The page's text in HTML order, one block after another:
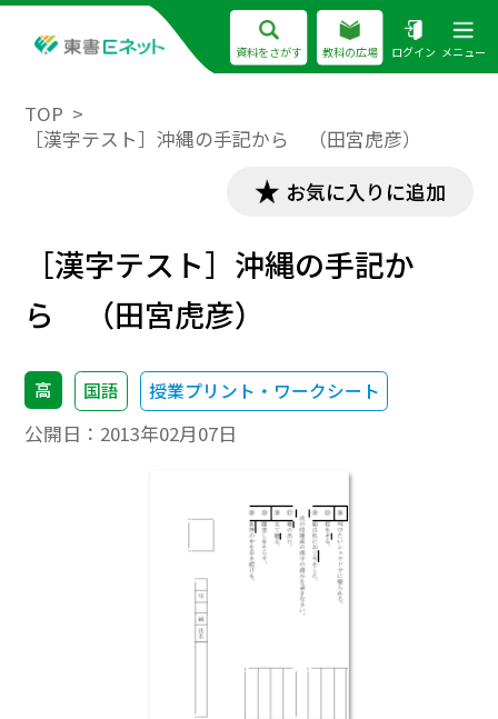
資料をさがす 教科の広場 ログイン メニュー
TOP
［漢字テスト］沖縄の手記から （田宮虎彦）
お気に入りに追加
［漢字テスト］沖縄の手記か
ら （田宮虎彦）
高 国語 授業プリント・ワークシート
公開日： 2013年02月07日